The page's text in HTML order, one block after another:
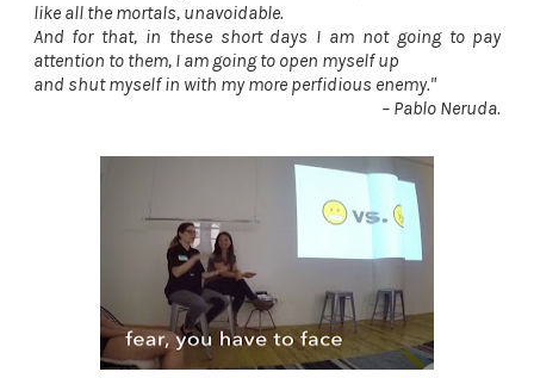
like all the mortals, unavoidable.
And for that, in these short days I am not going to pay
attention to them, I am going to open myself up
and shut myself in with my more perfidious enemy."
– Pablo Neruda.